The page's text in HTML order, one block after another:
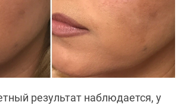
результат наблюдается, у